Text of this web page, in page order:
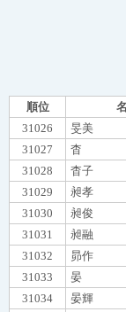
順位 名
31026
旻美
31027
杳
31028
杳子
31029
昶孝
31030
昶俊
31031
昶融
31032
昴作
31033
晏
31034
晏輝